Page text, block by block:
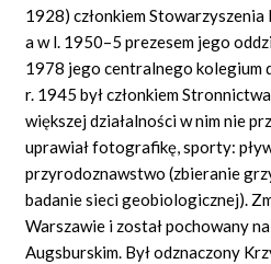
1928) członkiem
a w l. 1950–5 prezesem jego
1978 jego centralnego kolegium
r. 1945 był członkiem
większej działalności w nim nie
uprawiał fotografikę, sporty:
przyrodoznawstwo (zbieranie
badanie sieci geobiologicznej).
Warszawie i został pochowany
Augsburskim. Był odznaczony